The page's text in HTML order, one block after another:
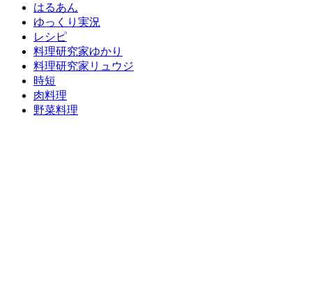
はるあん
ゆっくり実況
レシピ
料理研究家ゆかり
料理研究家リュウジ
時短
肉料理
野菜料理